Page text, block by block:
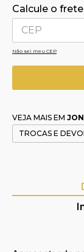
Calcule o frete
Não sei meu CEP
VEJA MAIS EM
TROCAS E